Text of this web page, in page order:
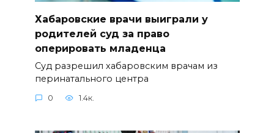
Хабаровские врачи выиграли у
родителей суд за право
оперировать младенца
Суд разрешил хабаровским врачам из
перинатального центра
0 1.4к.